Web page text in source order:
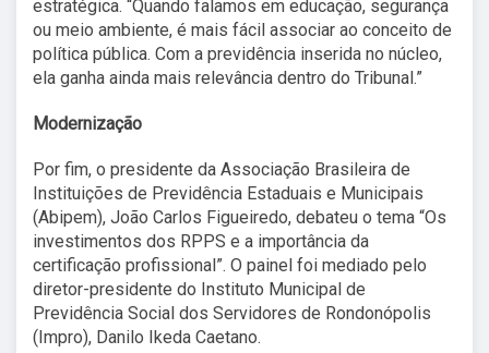
estratégica. “Quando falamos em educação, segurança
ou meio ambiente, é mais fácil associar ao conceito de
política pública. Com a previdência inserida no núcleo,
ela ganha ainda mais relevância dentro do Tribunal.”
Modernização
Por fim, o presidente da Associação Brasileira de
Instituições de Previdência Estaduais e Municipais
(Abipem), João Carlos Figueiredo, debateu o tema “Os
investimentos dos RPPS e a importância da
certificação profissional”. O painel foi mediado pelo
diretor-presidente do Instituto Municipal de
Previdência Social dos Servidores de Rondonópolis
(Impro), Danilo Ikeda Caetano.